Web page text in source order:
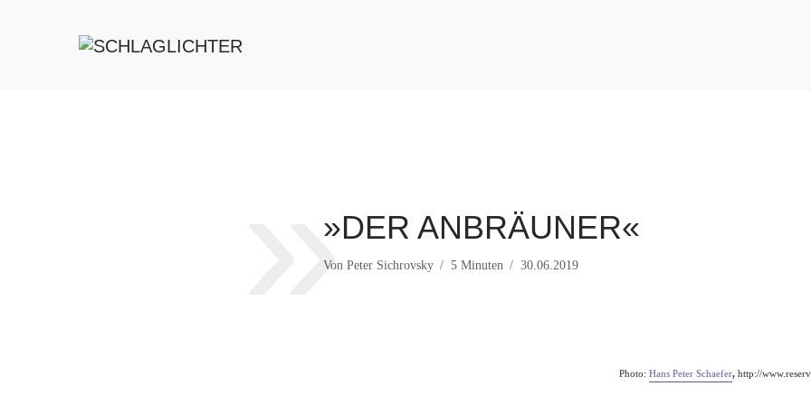
»DER ANBRÄUNER«
Von Peter Sichrovsky 5 Minuten 30.06.2019
»
Photo: Hans Peter Schaefer, http://